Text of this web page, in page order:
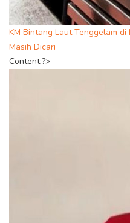
KM Bintang Laut Tenggelam
Masih Dicari
Content;?>